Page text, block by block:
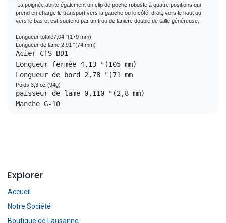
prend en charge le transport vers la gauche ou le côté  droit, vers le haut ou
vers le bas et est soutenu par un trou de lanière doublé de taille généreuse.
Longueur totale7,04 "(179 mm)
Longueur de bord 2,78 "(71 mm
Manche G-10
Explorer
Accueil
Notre Société
Boutique de Lausanne